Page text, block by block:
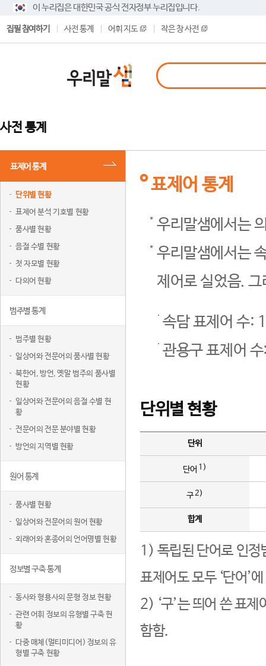
이 누리집은 대한민국 공식 전자정부 누리집입니다.
집필 참여하기 사전 통계 어휘 지도 작은 창 사전
사전 통계
표제어 통계
단위별 현황
표제어 분석 기호별 현황
품사별 현황
음절 수별 현황
첫 자모별 현황
다의어 현황
범주별 통계
범주별 현황
일상어와 전문어의 품사별 현황
북한어, 방언, 옛말 범주의 품사별
현황
일상어와 전문어의 음절 수별 현
황
전문어의 전문 분야별 현황
방언의 지역별 현황
원어 통계
품사별 현황
일상어와 전문어의 원어 현황
외래어와 혼종어의 언어명별 현황
정보별 구축 통계
동사와 형용사의 문형 정보 현황
관련 어휘 정보의 유형별 구축 현
황
다중 매체(멀티미디어) 정보의 유
형별 구축 현황
표제어 통계
우리말샘에서는
우리말샘에서는
제어로 실었음.
속담 표제어 수:
관용구 표제어
단위별 현황
단위
단어 1)
구2)
합계
1) 독립된 단어로 인정
표제어도 모두 ‘단어’
2) ‘구’는 띄어 쓴 표
함함.